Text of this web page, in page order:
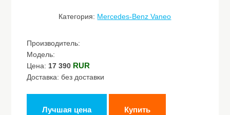
Категория: Mercedes-Benz Vaneo
Производитель:
Модель:
Цена: 17 390 RUR
Доставка: без доставки
Лучшая цена Купить